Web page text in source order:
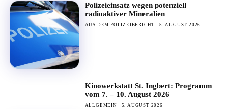
Polizeieinsatz wegen potenziell
radioaktiver Mineralien
AUS DEM POLIZEIBERICHT 5. AUGUST 2026
Kinowerkstatt St. Ingbert: Programm
vom 7. – 10. August 2026
ALLGEMEIN 5. AUGUST 2026